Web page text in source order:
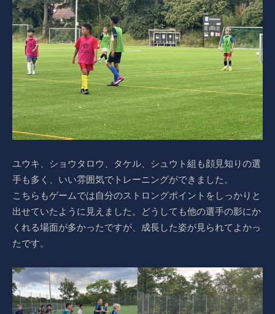
ユウキ、ショウタロウ、タケル、シュウト組も顔見知りの選
手も多く、いい雰囲気でトレーニングができました。
こちらもゲームでは自分のストロングポイントをしっかりと
出せていたように見えました。どうしても他の選手の影にか
くれる場面が多かったですが、成長した姿が見られてよかっ
たです。